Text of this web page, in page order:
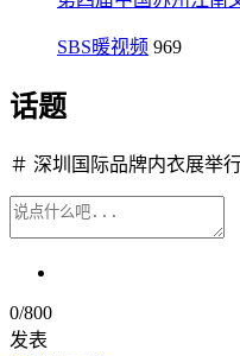
SBS暖视频 969
话题
＃ 深圳国际品牌内衣展举
0/800
发表